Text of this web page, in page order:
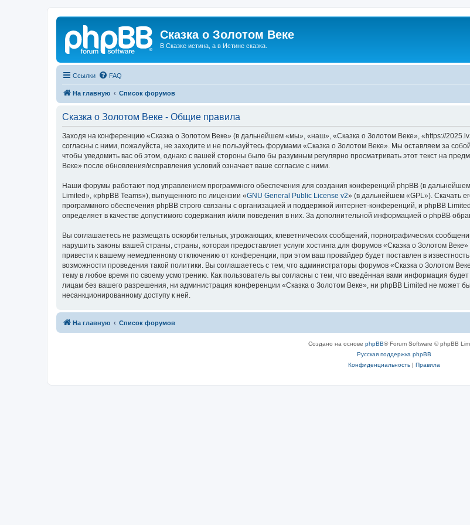
Сказка о Золотом Веке
В Сказке истина, а в Истине сказка.
Ссылки FAQ
На главную Список форумов
Сказка о Золотом Веке - Общие правила
Заходя на конференцию «Сказка о Золотом Веке» (в дальнейшем «мы», «наш», «Сказка о Золотом Веке», «https://
согласны с ними, пожалуйста, не заходите и не пользуйтесь форумами «Сказка о Золотом Веке». Мы оставляем за
чтобы уведомить вас об этом, однако с вашей стороны было бы разумным регулярно просматривать этот текст на
Веке» после обновления/исправления условий означает ваше согласие с ними.
Наши форумы работают под управлением программного обеспечения для создания конференций phpBB (в
Limited», «phpBB Teams»), выпущенного по лицензии «GNU General Public License v2» (в дальнейшем «GPL»). Скачать
программного обеспечения phpBB строго связаны с организацией и поддержкой интернет-конференций, и phpBB
определяет в качестве допустимого содержания и/или поведения в них. За дополнительной информацией о phpBB
Вы соглашаетесь не размещать оскорбительных, угрожающих, клеветнических сообщений, порнографических
нарушить законы вашей страны, страны, которая предоставляет услуги хостинга для форумов «Сказка о Золотом
привести к вашему немедленному отключению от конференции, при этом ваш провайдер будет поставлен в
возможности проведения такой политики. Вы соглашаетесь с тем, что администраторы форумов «Сказка о Золотом
тему в любое время по своему усмотрению. Как пользователь вы согласны с тем, что введённая вами информация
лицам без вашего разрешения, ни администрация конференции «Сказка о Золотом Веке», ни phpBB Limited не может
несанкционированному доступу к ней.
На главную Список форумов
Создано на основе phpBB® Forum Software © phpBB
Русская поддержка phpBB
Конфиденциальность| Правила